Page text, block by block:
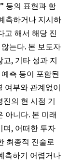
등의 표현과 함
측하거나 지시하
고 해서 해당 진
는다. 본 보도자
, 기타 성과 지
측 등이 포함된
여부와 관계없이
의 현 시점 기
아니다. 본 미래
며, 어떠한 투자
최종적 진술로
측하기 어렵거나